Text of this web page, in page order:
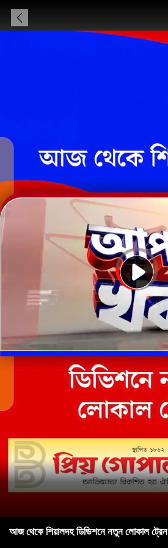
আজ থেকে শিয়ালদহ ডিভিশনে নতুন লোকাল ট্রেন